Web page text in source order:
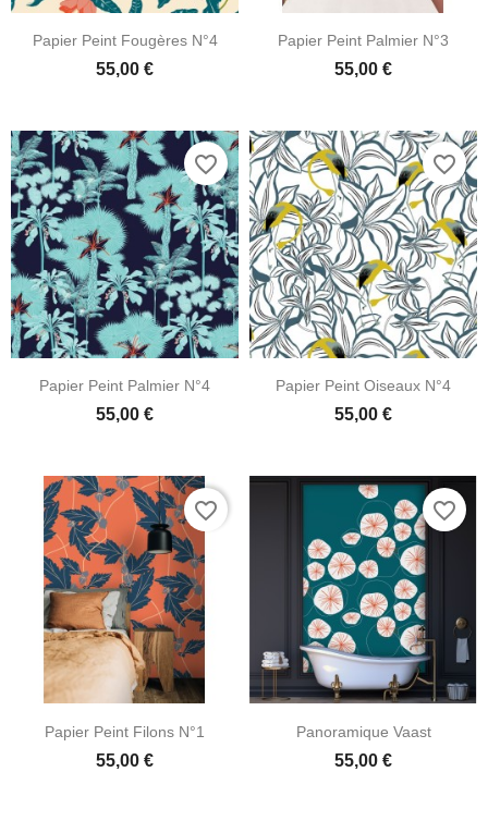
Papier Peint Fougères N°4
55,00 €
Papier Peint Palmier N°3
55,00 €
Papier Peint Palmier N°4
55,00 €
favorite_border
Papier Peint Oiseaux N°4
55,00 €
favorite_border
Papier Peint Filons N°1
55,00 €
favorite_border
Panoramique Vaast
55,00 €
favorite_border